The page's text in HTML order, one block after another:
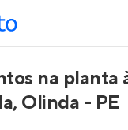
na planta
Olinda - PE